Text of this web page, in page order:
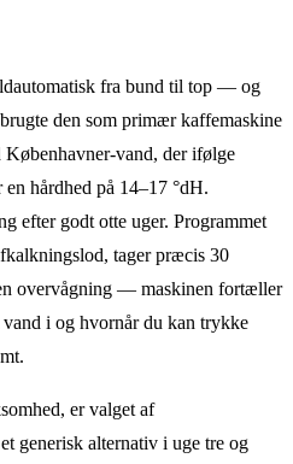
fra bund til top — og
den som primær kaffemaskine
Københavner-vand, der ifølge
en hårdhed på 14–17 °dH.
efter godt otte uger. Programmet
tager præcis 30
overvågning — maskinen fortæller
i og hvornår du kan trykke
er valget af
generisk alternativ i uge tre og